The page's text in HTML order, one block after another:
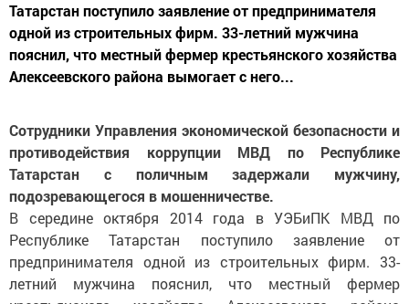
Татарстан поступило заявление от предпринимателя
одной из строительных фирм. 33-летний мужчина
пояснил, что местный фермер крестьянского хозяйства
Алексеевского района вымогает с него...
Сотрудники Управления экономической безопасности и
противодействия коррупции МВД по Республике
Татарстан c поличным задержали мужчину,
подозревающегося в мошенничестве.
В середине октября 2014 года в УЭБиПК МВД по
Республике Татарстан поступило заявление от
предпринимателя одной из строительных фирм. 33-
летний мужчина пояснил, что местный фермер